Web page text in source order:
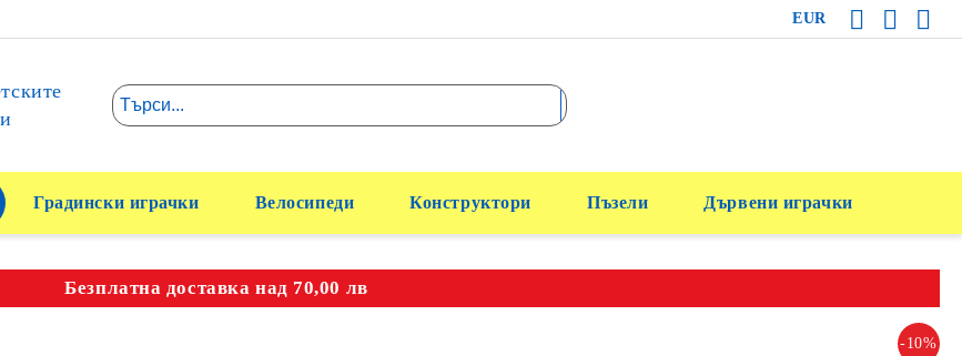
EUR
Градински играчки Велосипеди Конструктори Пъзели Дървени играчки
Безплатна доставка над 70,00 лв
-10%